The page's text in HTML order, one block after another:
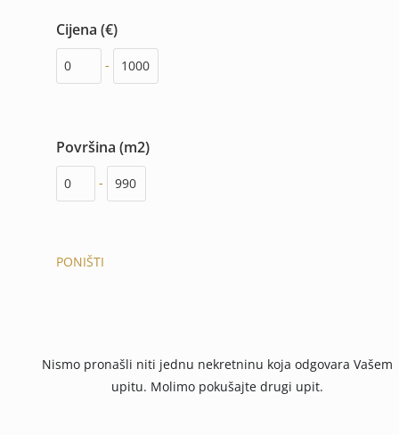
Cijena (€)
-
Površina (m2)
-
PONIŠTI
Nismo pronašli niti jednu nekretninu koja odgovara Vašem
upitu. Molimo pokušajte drugi upit.